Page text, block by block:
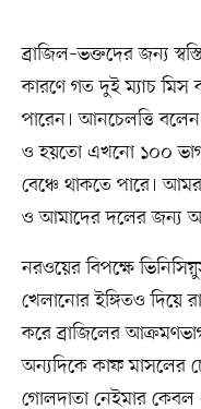
ব্রাজিল–ভক্তদের জন্য
কারণে গত দুই ম্যাচ মিস
পারেন। আনচেলত্তি
ও হয়তো এখনো ১০০
বেঞ্চে থাকতে পারে।
ও আমাদের দলের জন্য
নরওয়ের বিপক্ষে
খেলানোর ইঙ্গিতও দিয়ে
করে ব্রাজিলের
অন্যদিকে কাফ মাসলের
গোলদাতা নেইমার কেবল